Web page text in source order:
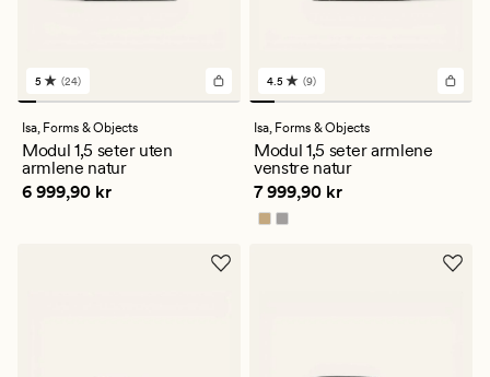
24
anmeldelser
med
en
gjennomsnittlig
vurdering
på
5 (24)
Isa, Forms & Objects
Modul 1,5 seter uten
armlene natur
Pris 6 999,90 kr
6 999,90 kr
9
anmeldelser
med
en
gjennomsnittlig
vurdering
på
4.5
4.5 (9)
Isa, Forms & Objects
Modul 1,5 seter armlene
venstre natur
Pris 7 999,90 kr
7 999,90 kr